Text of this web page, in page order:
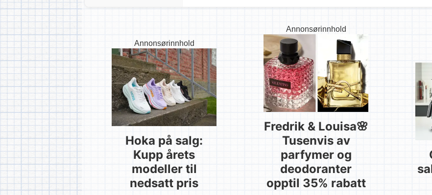
Annonsørinnhold
Hoka på salg:
Kupp årets
modeller til
nedsatt pris
Annonsørinnhold
Fredrik & Louisa🌸
Tusenvis av
parfymer og
deodoranter
opptil 35% rabatt